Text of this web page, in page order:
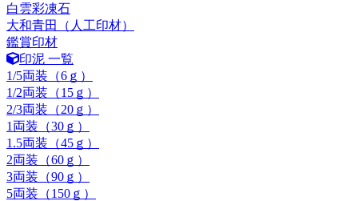
白雲彩凍石
大和青田（人工印材）
鑑賞印材
印泥 一覧
1/5両装（6ｇ）
1/2両装（15ｇ）
2/3両装（20ｇ）
1両装（30ｇ）
1.5両装（45ｇ）
2両装（60ｇ）
3両装（90ｇ）
5両装（150ｇ）